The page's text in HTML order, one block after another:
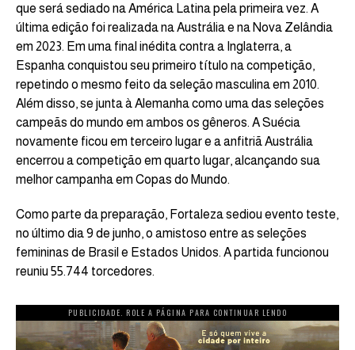
que será sediado na América Latina pela primeira vez. A
última edição foi realizada na Austrália e na Nova Zelândia
em 2023. Em uma final inédita contra a Inglaterra, a
Espanha conquistou seu primeiro título na competição,
repetindo o mesmo feito da seleção masculina em 2010.
Além disso, se junta à Alemanha como uma das seleções
campeãs do mundo em ambos os gêneros. A Suécia
novamente ficou em terceiro lugar e a anfitriã Austrália
encerrou a competição em quarto lugar, alcançando sua
melhor campanha em Copas do Mundo.
Como parte da preparação, Fortaleza sediou evento teste,
no último dia 9 de junho, o amistoso entre as seleções
femininas de Brasil e Estados Unidos. A partida funcionou
reuniu 55.744 torcedores.
PUBLICIDADE. ROLE A PÁGINA PARA CONTINUAR LENDO